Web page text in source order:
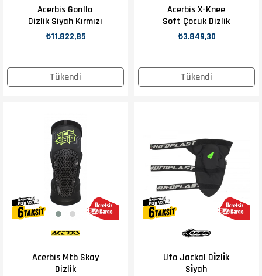
Tükendi
Acerbis Gorılla
Dizlik Siyah Kırmızı
₺11.822,85
Tükendi
Acerbis X-Knee
Soft Çocuk Dizlik
₺3.849,30
Acerbis Mtb Skay
Dizlik
Ufo Jackal Di̇zli̇k
Si̇yah